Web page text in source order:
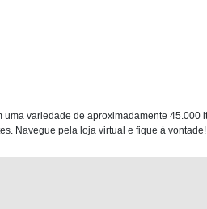
variedade de aproximadamente 45.000
Navegue pela loja virtual e fique à vontade!